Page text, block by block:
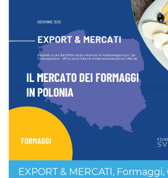
EXPORT & MERCATI, Formaggi,